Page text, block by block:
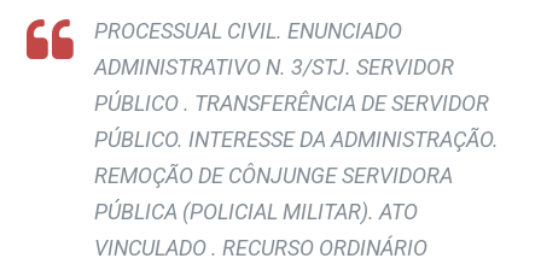
PROCESSUAL CIVIL. ENUNCIADO
ADMINISTRATIVO N. 3/STJ. SERVIDOR
PÚBLICO . TRANSFERÊNCIA DE SERVIDOR
PÚBLICO. INTERESSE DA ADMINISTRAÇÃO.
REMOÇÃO DE CÔNJUNGE SERVIDORA
PÚBLICA (POLICIAL MILITAR). ATO
VINCULADO . RECURSO ORDINÁRIO